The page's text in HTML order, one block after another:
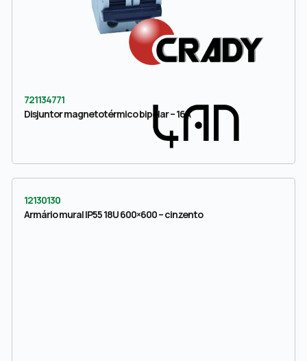
721134771
Disjuntor magnetotérmico bipolar – 16A
12130130
Armário mural IP55 18U 600×600 – cinzento